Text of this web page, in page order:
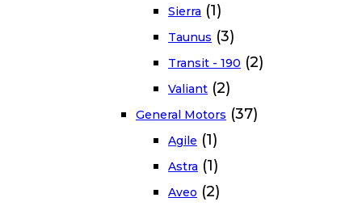
Sierra (1)
Taunus (3)
Transit - 190 (2)
Valiant (2)
General Motors (37)
Agile (1)
Astra (1)
Aveo (2)